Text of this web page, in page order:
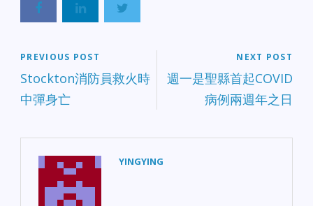
PREVIOUS POST
Stockton消防員救火時
中彈身亡
NEXT POST
週一是聖縣首起COVID
病例兩週年之日
YINGYING